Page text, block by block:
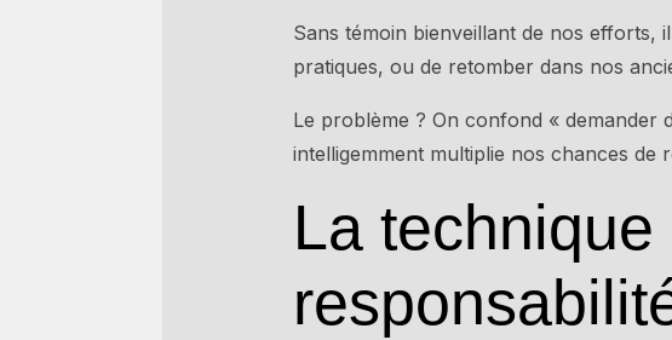
Sans témoin bienveillant de nos efforts,
pratiques, ou de retomber dans nos
Le problème ? On confond « demander
intelligemment multiplie nos chances de
La